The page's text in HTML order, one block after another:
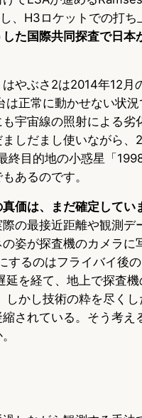
、H3ロケットでの打ち
た国際共同探査で日本
やぶさ2は2014年12月
正常に動かせない状況
宇宙線の照射による劣
しだまし使いながら
目的地の小惑星「
あるのです。
価は、まだ確定してい
際の最接近距離や観測デ
姿が探査機のカメラに
するのはフライバイ後
を経て、地上で探査
かし技術の粋を尽く
されている。そう考え